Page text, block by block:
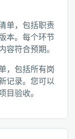
单，包括职责
本。每个环节
容符合预期。
，包括所有岗
记录。您可以
目验收。